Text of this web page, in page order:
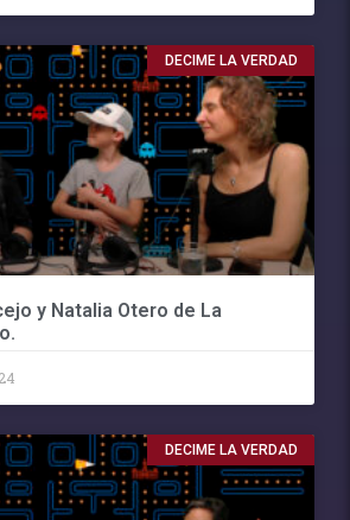
DECIME LA VERDAD
y Natalia Otero de La
DECIME LA VERDAD